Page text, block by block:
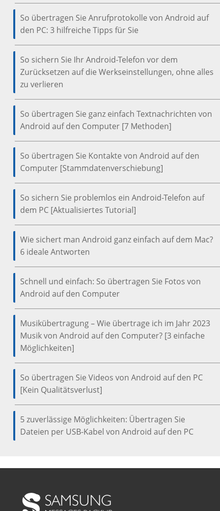
So übertragen Sie Anrufprotokolle von Android auf
den PC: 3 hilfreiche Tipps für Sie
So sichern Sie Ihr Android-Telefon vor dem
Zurücksetzen auf die Werkseinstellungen, ohne alles
zu verlieren
So übertragen Sie ganz einfach Textnachrichten von
Android auf den Computer [7 Methoden]
So übertragen Sie Kontakte von Android auf den
Computer [Stammdatenverschiebung]
So sichern Sie problemlos ein Android-Telefon auf
dem PC [Aktualisiertes Tutorial]
Wie sichert man Android ganz einfach auf dem Mac?
6 ideale Antworten
Schnell und einfach: So übertragen Sie Fotos von
Android auf den Computer
Musikübertragung – Wie übertrage ich im Jahr 2023
Musik von Android auf den Computer? [3 einfache
Möglichkeiten]
So übertragen Sie Videos von Android auf den PC
[Kein Qualitätsverlust]
5 zuverlässige Möglichkeiten: Übertragen Sie
Dateien per USB-Kabel von Android auf den PC